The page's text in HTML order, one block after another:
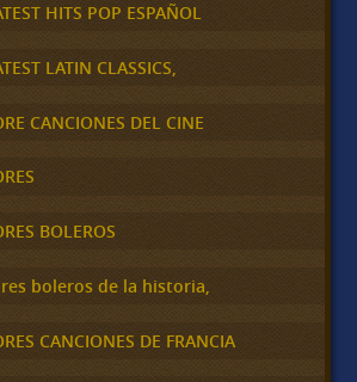
HITS POP ESPAÑOL
LATIN CLASSICS,
CANCIONES DEL CINE
BOLEROS
boleros de la historia,
CANCIONES DE FRANCIA